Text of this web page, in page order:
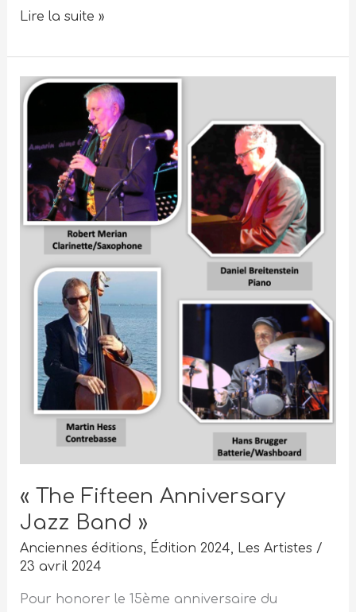
Lire la suite »
« The Fifteen Anniversary
Jazz Band »
Anciennes éditions, Édition 2024, Les Artistes /
23 avril 2024
Pour honorer le 15ème anniversaire du
The
Anniversary
Jazz
Band